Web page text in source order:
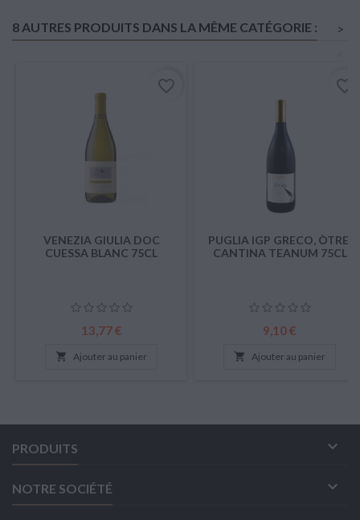
8 AUTRES PRODUITS DANS LA MÊME CATÉGORIE :
>
VENEZIA GIULIA DOC
CUESSA BLANC 75CL
Prix
13,77 €
 Ajouter au panier
favorite_border
PUGLIA IGP GRECO, ÒTRE,
CANTINA TEANUM 75CL
Prix
9,10 €
 Ajouter au panier
favorite_border
PRODUITS 
NOTRE SOCIÉTÉ 